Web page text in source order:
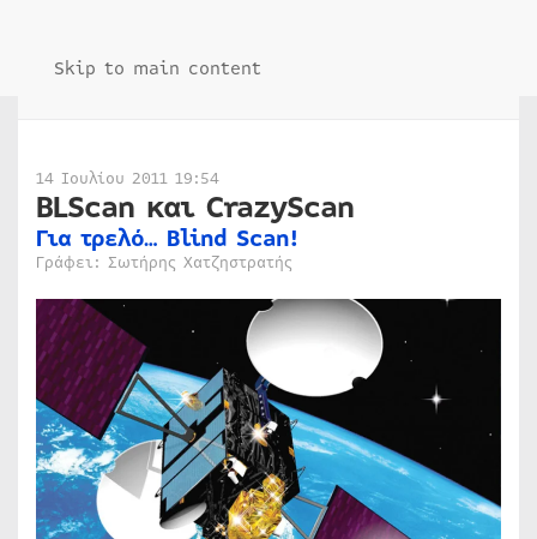
Skip to main content
14 Ιουλίου 2011 19:54
BLScan και CrazyScan
Για τρελό… Blind Scan!
Γράφει: Σωτήρης Χατζηστρατής